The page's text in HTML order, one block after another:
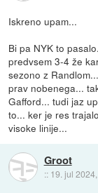
Iskreno upam...
Bi pa NYK to
predvsem 3-4 že
sezono z
prav nobenega...
Gafford... tudi jaz
to... ker je res
visoke linije...
Groot
:: 19. jul